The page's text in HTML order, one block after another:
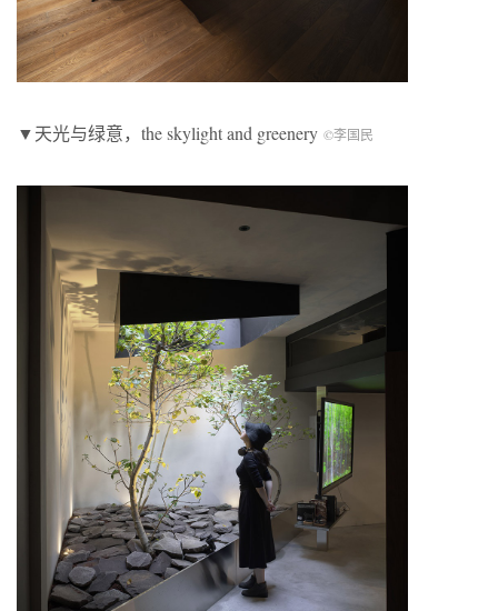
▼天光与绿意，the skylight and greenery ©李国民